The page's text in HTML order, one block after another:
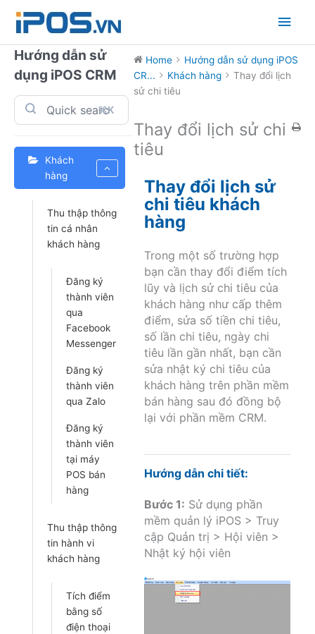
Main
Hướng dẫn sử
dụng iPOS CRM
⌘K
Khách
hàng
Thu thập thông
tin cá nhân
khách hàng
Đăng ký
thành viên
qua
Facebook
Messenger
Đăng ký
thành viên
qua Zalo
Đăng ký
thành viên
tại máy
POS bán
hàng
Thu thập thông
tin hành vi
khách hàng
Tích điểm
bằng số
điện thoại
Home
Hướng dẫn sử dụng iPOS
CR...
Khách hàng
Thay đổi lịch
sử chi tiêu
Thay đổi lịch sử chi
tiêu
Thay đổi lịch sử
chi tiêu khách
hàng
Trong một số trường hợp
bạn cần thay đổi điểm tích
lũy và lịch sử chi tiêu của
khách hàng như cấp thêm
điểm, sửa số tiền chi tiêu,
số lần chi tiêu, ngày chi
tiêu lần gần nhất, bạn cần
sửa nhật ký chi tiêu của
khách hàng trên phần mềm
bán hàng sau đó đồng bộ
lại với phần mềm CRM.
Hướng dẫn chi tiết:
Bước 1: Sử dụng phần
mềm quản lý iPOS > Truy
cập Quản trị > Hội viên >
Nhật ký hội viên